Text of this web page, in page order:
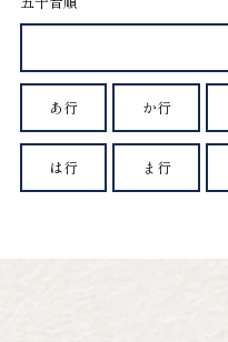
あ行 か行
は行 ま行